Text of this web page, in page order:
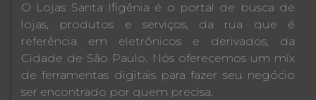
O Lojas Santa Ifigênia é o portal de busca de
lojas, produtos e serviços, da rua que é
referência em eletrônicos e derivados, da
Cidade de São Paulo. Nós oferecemos um míx
de ferramentas digitais para fazer seu negócio
ser encontrado por quem precisa.